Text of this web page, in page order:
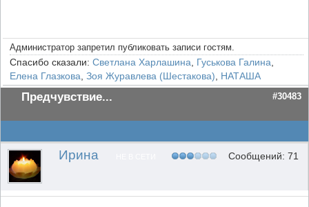
Администратор запретил публиковать записи гостям.
Спасибо сказали: Светлана Харлашина Гуськова Галина
Елена Глазкова Зоя Журавлева (Шестакова) НАТАША
Предчувствие... #30483
Ирина Сообщений: 71